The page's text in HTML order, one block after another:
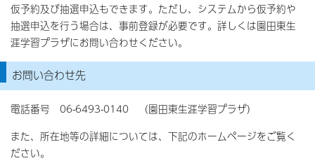
仮予約及び抽選申込もできます。ただし、システムから仮予約や
抽選申込を行う場合は、事前登録が必要です。詳しくは園田東生
涯学習プラザにお問い合わせください。
お問い合わせ先
電話番号 06-6493-0140 （園田東生涯学習プラザ）
また、所在地等の詳細については、下記のホームページをご覧く
ださい。